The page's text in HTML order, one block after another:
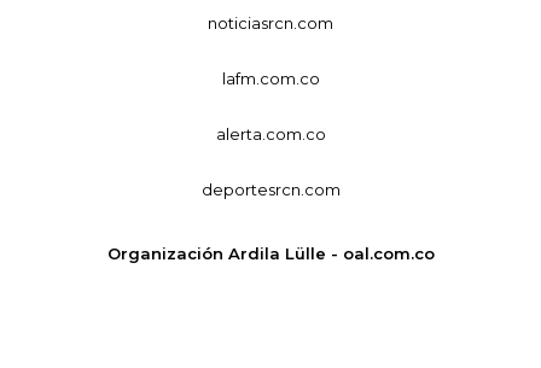
noticiasrcn.com
lafm.com.co
alerta.com.co
deportesrcn.com
Organización Ardila Lülle - oal.com.co